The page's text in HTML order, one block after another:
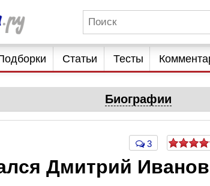
Статьи Тесты
Биографии
3
Дмитрий